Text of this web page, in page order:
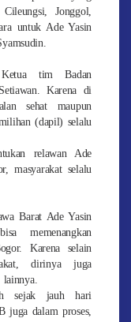
Jonggol,
untuk Ade Yasin
tim Badan
Karena di
sehat maupun
(dapil) selalu
relawan Ade
masyarakat selalu
Barat Ade Yasin
memenangkan
Karena selain
dirinya juga
sejak jauh hari
juga dalam proses,